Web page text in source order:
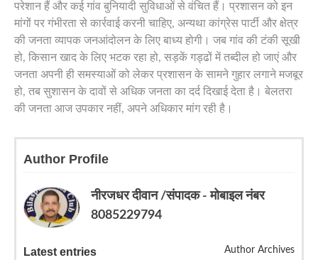
परेशान हैं और कई गांव बुनियादी सुविधाओं से वंचित हैं। प्रशासन को इन
मांगों पर गंभीरता से कार्रवाई करनी चाहिए, अन्यथा कांग्रेस पार्टी और क्षेत्र
की जनता व्यापक जनआंदोलन के लिए बाध्य होगी। जब गांव की टंकी सूखी
हो, किसान खाद के लिए भटक रहा हो, सड़कें गड्ढों में तब्दील हो जाएं और
जनता अपनी ही समस्याओं को लेकर प्रशासन के सामने गुहार लगाने मजबूर
हो, तब सुशासन के दावों से अधिक जनता का दर्द दिखाई देता है। बेलतरा
की जनता आज उपकार नहीं, अपने अधिकार मांग रही है।
Author Profile
नीरजधर दीवान /संपादक - मोबाइल नंबर
8085229794
Latest entries Author Archives